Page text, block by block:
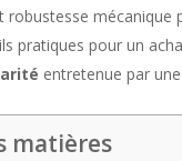
robustesse mécanique
pratiques pour un
entretenue par
matières